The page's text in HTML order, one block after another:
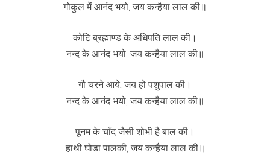
गोकुल में आनंद भयो, जय कन्हैया लाल की॥
कोटि ब्रह्माण्ड के अधिपति लाल की।
नन्द के आनंद भयो, जय कन्हैया लाल की॥
गौ चरने आये, जय हो पशुपाल की।
नन्द के आनंद भयो, जय कन्हैया लाल की॥
पूनम के चाँद जैसी शोभी है बाल की।
हाथी घोडा पालकी, जय कन्हैया लाल की॥